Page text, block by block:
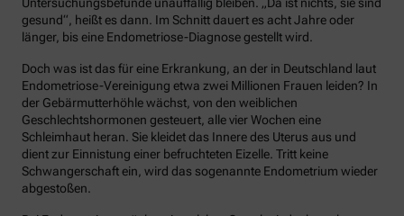
gesund“, heißt es dann. Im Schnitt dauert es acht Jahre oder
länger, bis eine Endometriose-Diagnose gestellt wird.
Doch was ist das für eine Erkrankung, an der in Deutschland laut
Endometriose-Vereinigung etwa zwei Millionen Frauen leiden? In
der Gebärmutterhöhle wächst, von den weiblichen
Geschlechtshormonen gesteuert, alle vier Wochen eine
Schleimhaut heran. Sie kleidet das Innere des Uterus aus und
dient zur Einnistung einer befruchteten Eizelle. Tritt keine
Schwangerschaft ein, wird das sogenannte Endometrium wieder
abgestoßen.